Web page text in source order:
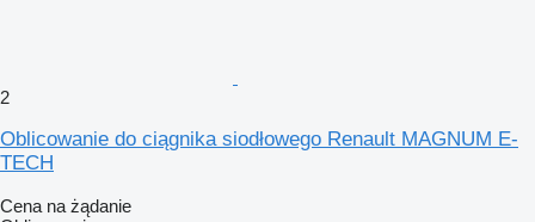
2
Oblicowanie do ciągnika siodłowego Renault MAGNUM E-
TECH
Cena na żądanie